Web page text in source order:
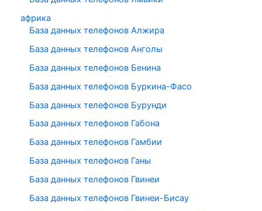
африка
База данных телефонов Алжира
База данных телефонов Анголы
База данных телефонов Бенина
База данных телефонов Буркина-Фасо
База данных телефонов Бурунди
База данных телефонов Габона
База данных телефонов Гамбии
База данных телефонов Ганы
База данных телефонов Гвинеи
База данных телефонов Гвинеи-Бисау